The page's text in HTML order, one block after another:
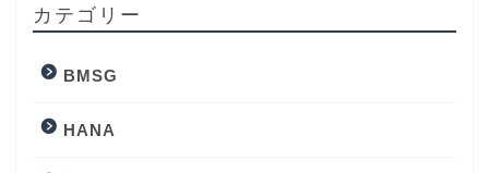
カテゴリー
BMSG
HANA